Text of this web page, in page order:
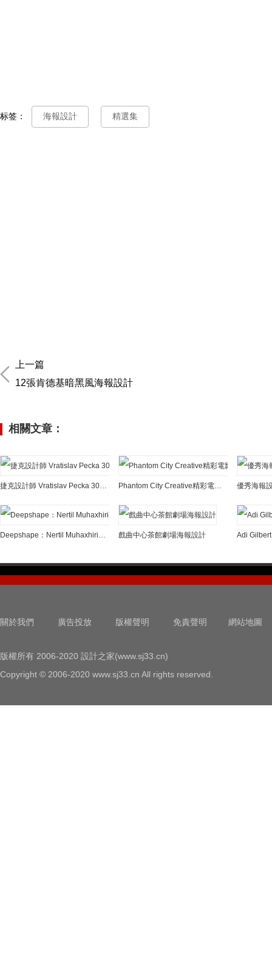
标签： 海報設計 精選集
上一篇
12張肯德基暗黑風海報設計
相關文章：
捷克設計師 Vratislav Pecka 30張海報設計作品 Phantom City Creative精彩電影海報設計 優秀海報
Deepshape：Nertil Muhaxhiri幾何風格海報設計 戲曲中心茶館劇場海報設計
關於我們 廣告投放 版權聲明 免責聲明 網站地圖
版權所有 2006-2020 設計之家(www.sj33.cn)
Copyright © 2006-2020 www.sj33.cn All rights reserved.